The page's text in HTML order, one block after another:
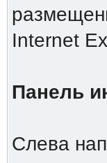
Internet
Панель
Слева